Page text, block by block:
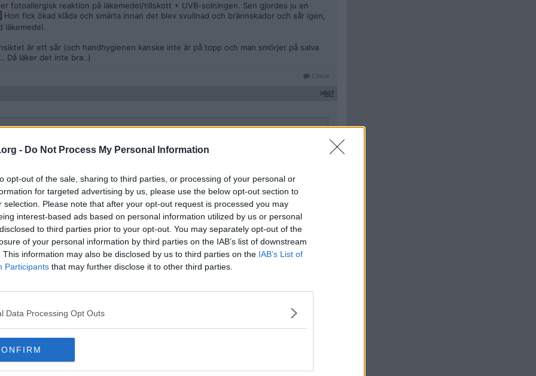
- Do Not Process My Personal Information
opt-out of the sale, sharing to third parties, or processing of your personal or
for targeted advertising by us, please use the below opt-out section to
selection. Please note that after your opt-out request is processed you may
interest-based ads based on personal information utilized by us or personal
to third parties prior to your opt-out. You may separately opt-out of the
of your personal information by third parties on the IAB’s list of downstream
This information may also be disclosed by us to third parties on the IAB’s List of
Participants that may further disclose it to other third parties.
Data Processing Opt Outs
fotoallergisk reaktion på läkemedel/tillskott + UVB-solningen. Sen gjordes ju en
Hon fick ökad klåda och smärta innan det blev svullnad och brännskador och sår igen,
läkemedel.
är ett sår (och handhygienen kanske inte är på topp och man smörjer på salva
Då läker det inte bra..)
Citera
#607
fotoallergisk reaktion på läkemedel/tillskott + UVB-solningen. Sen gjordes ju en
Hon fick ökad klåda och smärta innan det blev svullnad och brännskador och sår
med läkemedel.
är ett sår (och handhygienen kanske inte är på topp och man smörjer på
ut… Då läker det inte bra..)
de senaste UVB strålningarna att göra.
hela tiden men inte fått… fan vad irriterad jag blir på på hennes skitsnack.. hon
har ju sett i kommentarer/lives där hon både skrivit o svarat att NEJ det kommer
det är bara skit! (Bajs)
följare att man kan läka allt med rätt, ekologisk kost t o m cancer…
av sina följare… iaf tills hon kan säga att hon misstog sig, be om ursäkt för
att söka professionell läkarvård om det behövs!